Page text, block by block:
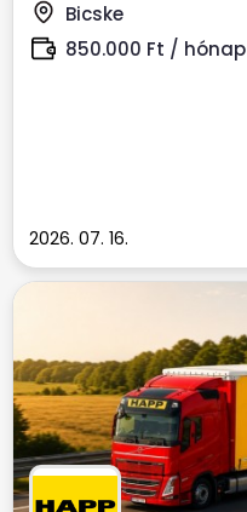
Bicske
850.000 Ft / hónap
2026. 07. 16.